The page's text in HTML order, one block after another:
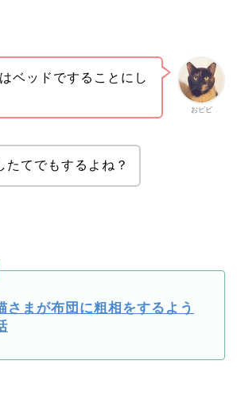
おビビ
ベッドですることにし
たてでもするよね？
さまが布団に粗相をするよう